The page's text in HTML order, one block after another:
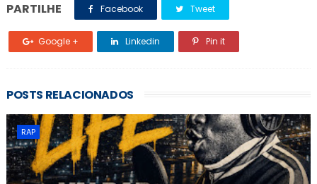
PARTILHE Facebook Tweet
Google + Linkedin Pin it
POSTS RELACIONADOS
RAP